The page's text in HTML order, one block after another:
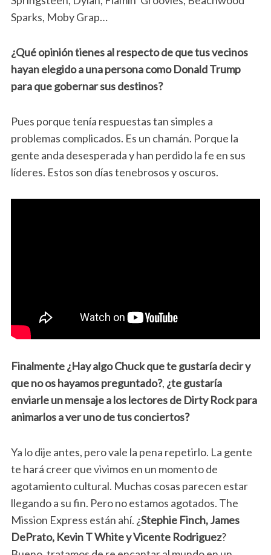
Sparks, Moby Grap…
¿Qué opinión tienes al respecto de que tus vecinos
hayan elegido a una persona como Donald Trump
para que gobernar sus destinos?
Pues porque tenía respuestas tan simples a
problemas complicados. Es un chamán. Porque la
gente anda desesperada y han perdido la fe en sus
líderes. Estos son días tenebrosos y oscuros.
Finalmente ¿Hay algo Chuck que te gustaría decir y
que no os hayamos preguntado?, ¿te gustaría
enviarle un mensaje a los lectores de Dirty Rock para
animarlos a ver uno de tus conciertos?
Ya lo dije antes, pero vale la pena repetirlo. La gente
te hará creer que vivimos en un momento de
agotamiento cultural. Muchas cosas parecen estar
llegando a su fin. Pero no estamos agotados. The
Mission Express están ahí. ¿Stephie Finch, James
DePrato, Kevin T White y Vicente Rodriguez?